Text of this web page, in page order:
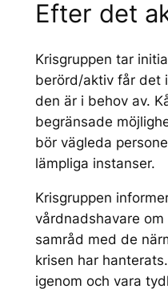
Efter det
Krisgruppen tar
berörd/aktiv får det
den är i behov av.
begränsade
bör vägleda
lämpliga instanser.
Krisgruppen
vårdnadshavare
samråd med de
krisen har
igenom och vara